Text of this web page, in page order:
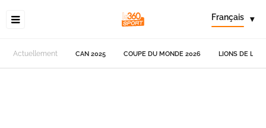
Français ▾
Actuellement CAN 2025 COUPE DU MONDE 2026 LIONS DE